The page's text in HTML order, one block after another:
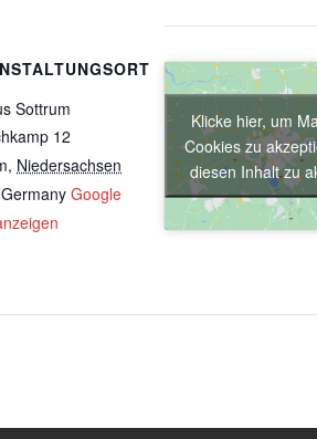
Sottrum
12
, Niedersachsen
Germany Google
Klicke hier, um
Cookies zu
diesen Inhalt zu